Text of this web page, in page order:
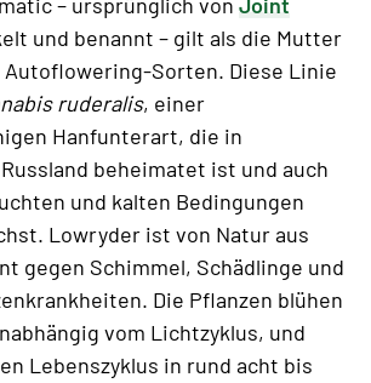
und benannt – gilt als die Mutter
Autoflowering-Sorten. Diese Linie
ruderalis, einer
Hanfunterart, die in
beheimatet ist und auch
und kalten Bedingungen
Lowryder ist von Natur aus
gegen Schimmel, Schädlinge und
Die Pflanzen blühen
vom Lichtzyklus, und
Lebenszyklus in rund acht bis